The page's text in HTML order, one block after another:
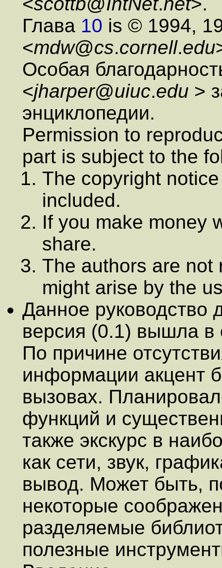
Глава 10 is © 1994,
<mdw@cs.cornell.edu
Особая
<jharper@uiuc.edu >
энциклопедии.
Permission to
part is subject to the
The copyright
included.
If you make money
share.
The authors are not
might arise by the
Данное руководство
версия (0.1) вышла в
По причине
информации акцент
вызовах.
функций и
также экскурс в
как сети, звук,
вывод. Может быть,
некоторые
разделяемые
полезные